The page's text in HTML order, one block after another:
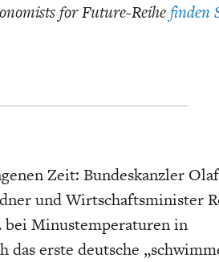
for Future-Reihefinden
Zeit: Bundeskanzler Olaf
und Wirtschaftsminister
bei Minustemperaturen in
erste deutsche